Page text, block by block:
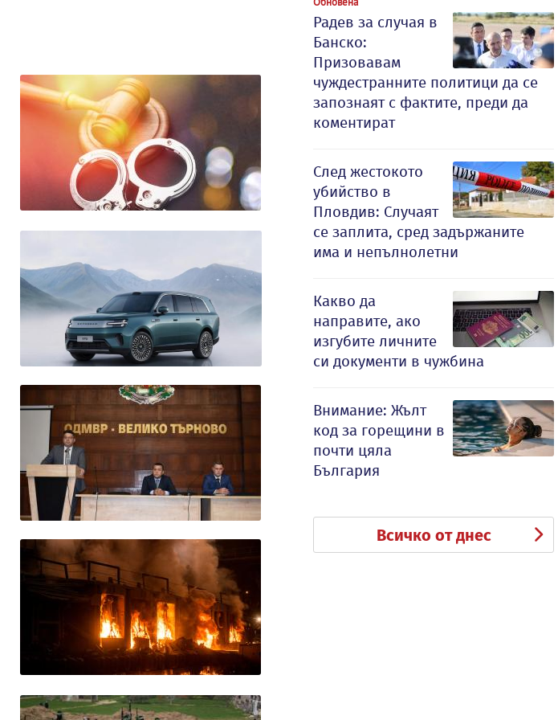
Радев за случая в
Банско:
Призовавам
чуждестранните политици да се
запознаят с фактите, преди да
коментират
След жестокото
убийство в
Пловдив: Случаят
се заплита, сред задържаните
има и непълнолетни
Какво да
направите, ако
изгубите личните
си документи в чужбина
Внимание: Жълт
код за горещини в
почти цяла
България
Всичко от днес